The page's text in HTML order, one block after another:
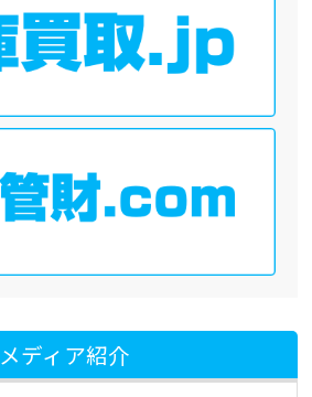
メディア紹介